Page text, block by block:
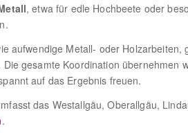
, etwa für edle Hochbeete oder
aufwendige Metall- oder
gesamte Koordination übernehmen
auf das Ergebnis freuen.
das Westallgäu, Oberallgäu,
.